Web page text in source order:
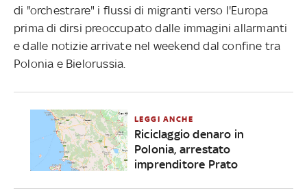
di "orchestrare" i flussi di migranti verso l'Europa
prima di dirsi preoccupato dalle immagini allarmanti
e dalle notizie arrivate nel weekend dal confine tra
Polonia e Bielorussia.
LEGGI ANCHE
Riciclaggio denaro in
Polonia, arrestato
imprenditore Prato